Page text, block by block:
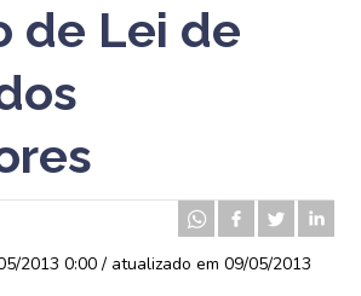
de Lei de
2013 0:00 / atualizado em 09/05/2013